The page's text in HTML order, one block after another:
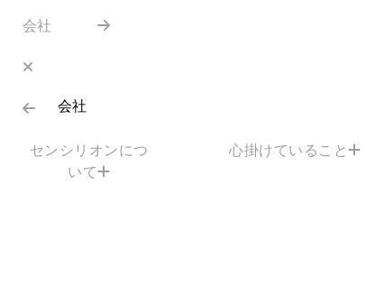
会社
会社
センシリオンにつ
いて
心掛けていること